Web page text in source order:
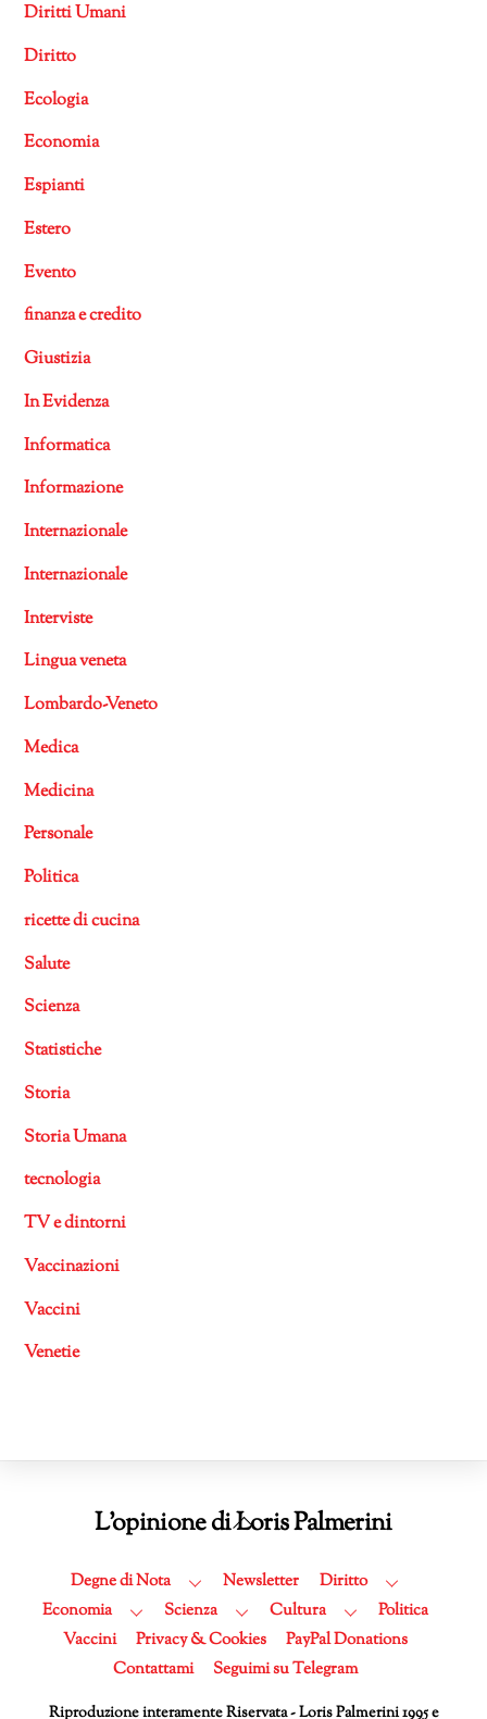
Diritti Umani
Diritto
Ecologia
Economia
Espianti
Estero
Evento
finanza e credito
Giustizia
In Evidenza
Informatica
Informazione
Internazionale
Internazionale
Interviste
Lingua veneta
Lombardo-Veneto
Medica
Medicina
Personale
Politica
ricette di cucina
Salute
Scienza
Statistiche
Storia
Storia Umana
tecnologia
TV e dintorni
Vaccinazioni
Vaccini
Venetie
Back
Top
L'opinione di Loris Palmerini
Degne di Nota Newsletter
Diritto
Economia
Scienza Cultura
Politica
Vaccini
Privacy & Cookies
PayPal Donations
Contattami
Seguimi su Telegram
Riproduzione interamente Riservata - Loris Palmerini 1995 e